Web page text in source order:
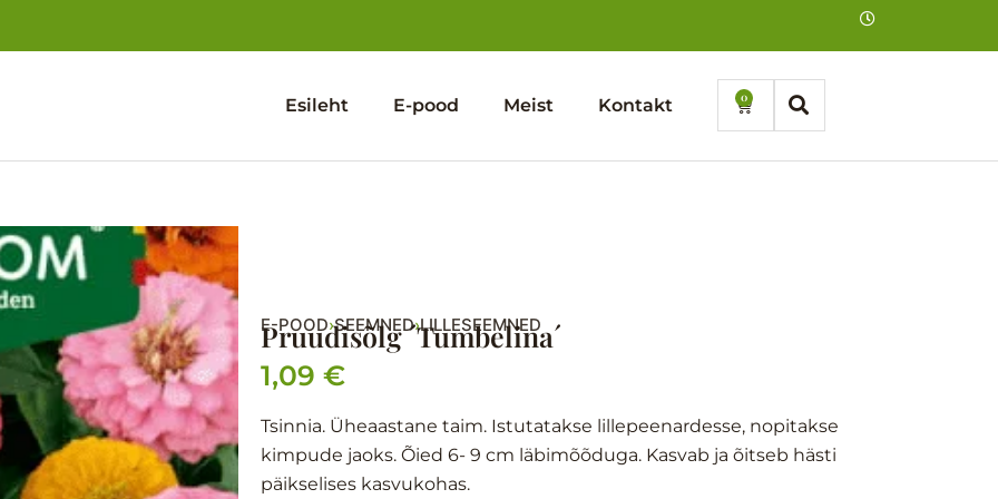
Esileht E-pood Meist Kontakt 0
Cart
E-POOD›SEEMNED›LILLESEEMNED
Pruudisõlg ´Tumbelina´
1,09 €
Tsinnia. Üheaastane taim. Istutatakse lillepeenardesse, nopitakse
kimpude jaoks. Õied 6- 9 cm läbimõõduga. Kasvab ja õitseb hästi
päikselises kasvukohas.